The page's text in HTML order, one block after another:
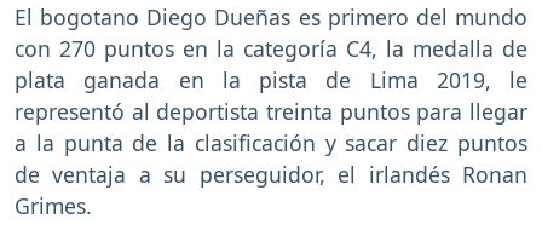
El bogotano Diego Dueñas es primero del mundo
con 270 puntos en la categoría C4, la medalla de
plata ganada en la pista de Lima 2019, le
representó al deportista treinta puntos para llegar
a la punta de la clasificación y sacar diez puntos
de ventaja a su perseguidor, el irlandés Ronan
Grimes.